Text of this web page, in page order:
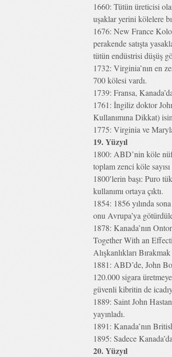
1660: Tütün üreticisi
uşaklar yerini kölelere
1676: New France
perakende satışta
tütün endüstrisi düşüş
1732: Virginia’nın en
700 kölesi vardı.
1739: Fransa,
1761: İngiliz doktor
Kullanımına Dikkat)
1775: Virginia ve
19. Yüzyıl
1800: ABD’nin köle
toplam zenci köle
1800′lerin başı: Puro
kullanımı ortaya çıktı.
1854: 1856 yılında
onu Avrupa’ya
1878: Kanada’nın
Together With an
Alışkanlıkları
1881: ABD’de, John
120.000 sigara
güvenli kibritin de
1889: Saint John
yayınladı.
1891: Kanada’nın
1895: Sadece
20. Yüzyıl